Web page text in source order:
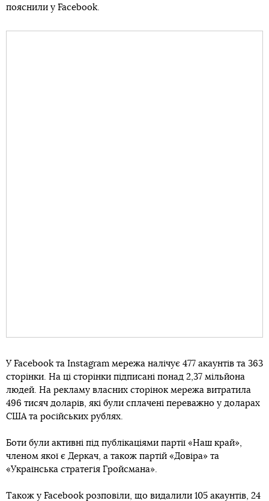
пояснили у Facebook.
У Facebook та Instagram мережа налічує 477 акаунтів та 363
сторінки. На ці сторінки підписані понад 2,37 мільйона
людей. На рекламу власних сторінок мережа витратила
496 тисяч доларів, які були сплачені переважно у доларах
США та російських рублях.
Боти були активні під публікаціями партії «Наш край»,
членом якої є Деркач, а також партій «Довіра» та
«Українська стратегія Гройсмана».
Також у Facebook розповіли, що видалили 105 акаунтів, 24